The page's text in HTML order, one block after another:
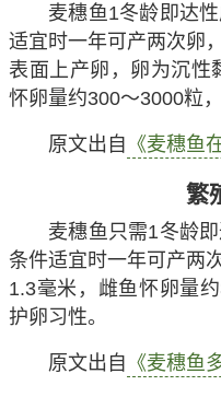
麦穗鱼1冬龄即达
适宜时一年可产两次卵
表面上产卵，卵为沉性
怀卵量约300～3000粒
原文出自 《麦穗鱼
繁
麦穗鱼只需1冬龄
条件适宜时一年可产两
1.3毫米，雌鱼怀卵量
护卵习性。
原文出自 《麦穗鱼